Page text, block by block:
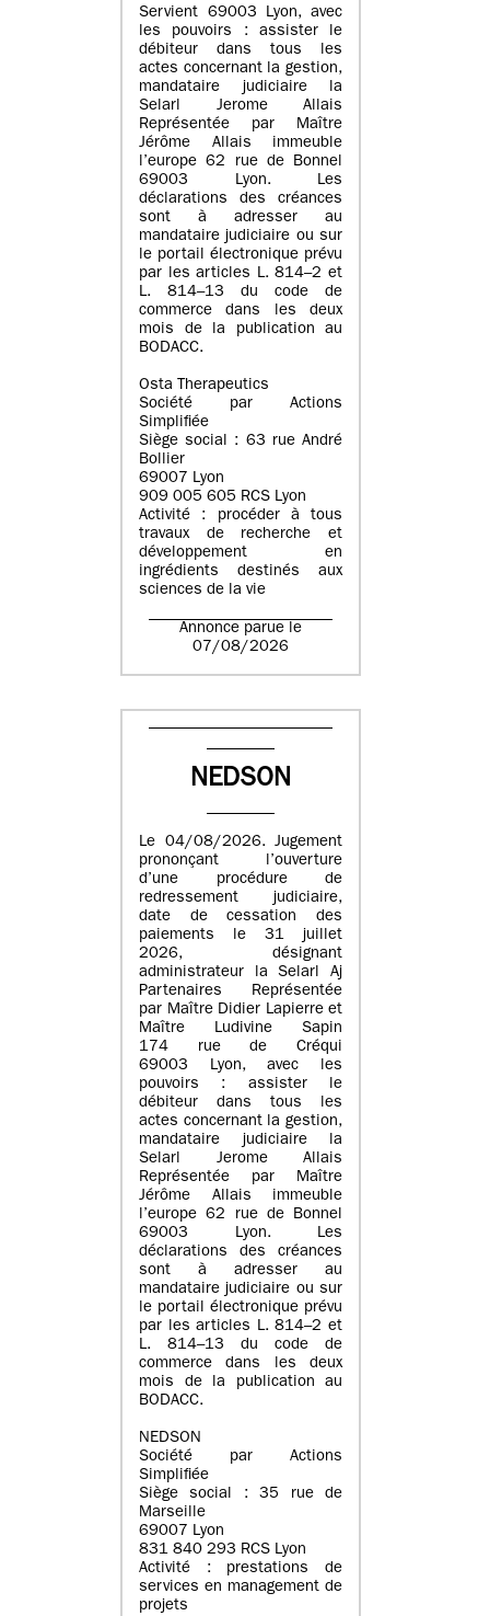
Servient 69003 Lyon, avec
les pouvoirs : assister le
débiteur dans tous les
actes concernant la gestion,
mandataire judiciaire la
Selarl Jerome Allais
Représentée par Maître
Jérôme Allais immeuble
l’europe 62 rue de Bonnel
69003 Lyon. Les
déclarations des créances
sont à adresser au
mandataire judiciaire ou sur
le portail électronique prévu
par les articles L. 814–2 et
L. 814–13 du code de
commerce dans les deux
mois de la publication au
BODACC.
Osta Therapeutics
Société par Actions
Simplifiée
Siège social : 63 rue André
Bollier
69007 Lyon
909 005 605 RCS Lyon
Activité : procéder à tous
travaux de recherche et
développement en
ingrédients destinés aux
sciences de la vie
Annonce parue le
07/08/2026
NEDSON
Le 04/08/2026. Jugement
prononçant l’ouverture
d’une procédure de
redressement judiciaire,
date de cessation des
paiements le 31 juillet
2026, désignant
administrateur la Selarl Aj
Partenaires Représentée
par Maître Didier Lapierre et
Maître Ludivine Sapin
174 rue de Créqui
69003 Lyon, avec les
pouvoirs : assister le
débiteur dans tous les
actes concernant la gestion,
mandataire judiciaire la
Selarl Jerome Allais
Représentée par Maître
Jérôme Allais immeuble
l’europe 62 rue de Bonnel
69003 Lyon. Les
déclarations des créances
sont à adresser au
mandataire judiciaire ou sur
le portail électronique prévu
par les articles L. 814–2 et
L. 814–13 du code de
commerce dans les deux
mois de la publication au
BODACC.
NEDSON
Société par Actions
Simplifiée
Siège social : 35 rue de
Marseille
69007 Lyon
831 840 293 RCS Lyon
Activité : prestations de
services en management de
projets